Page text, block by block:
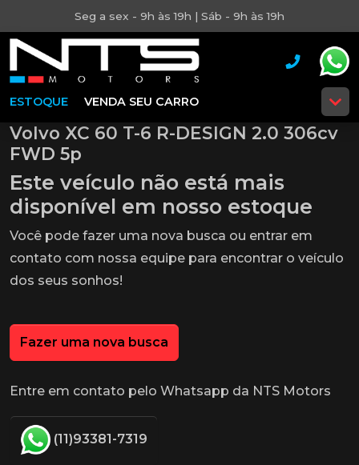
Seg a sex - 9h às 19h | Sáb - 9h às 19h
ESTOQUE VENDA SEU CARRO
Volvo XC 60 T-6 R-DESIGN 2.0 306cv
FWD 5p
Este veículo não está mais
disponível em nosso estoque
Você pode fazer uma nova busca ou entrar em
contato com nossa equipe para encontrar o veículo
dos seus sonhos!
Fazer uma nova busca
Entre em contato pelo Whatsapp da NTS Motors
(11)93381-7319